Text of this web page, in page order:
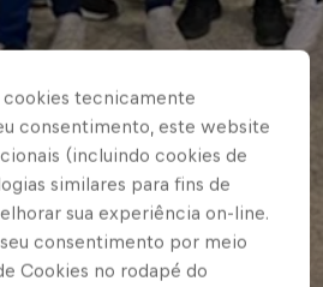
tecnicamente
consentimento, este website
(incluindo cookies de
similares para fins de
sua experiência on-line.
consentimento por meio
Cookies no rodapé do